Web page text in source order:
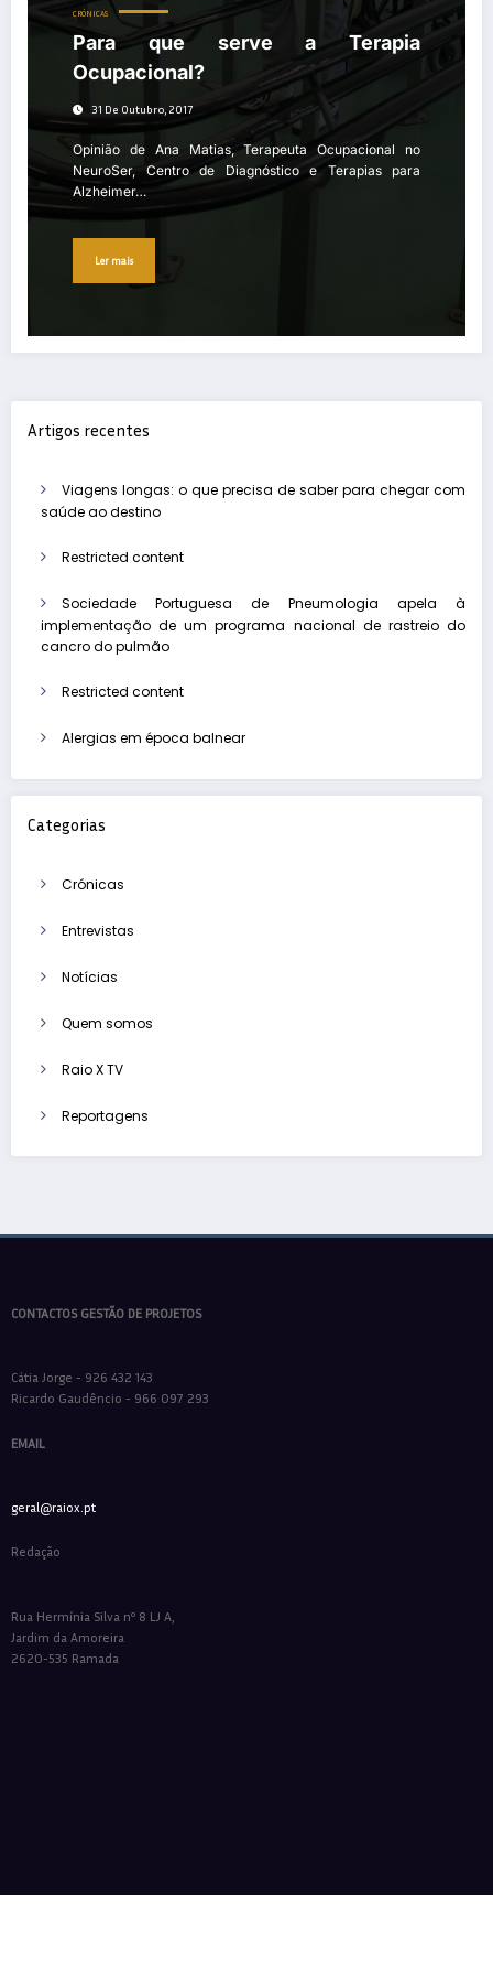
CRÓNICAS
Para que serve a Terapia
Ocupacional?
31 De Outubro, 2017
Opinião de Ana Matias, Terapeuta Ocupacional no
NeuroSer, Centro de Diagnóstico e Terapias para
Alzheimer…
Ler mais
Artigos recentes
Viagens longas: o que precisa de saber para chegar com
saúde ao destino
Restricted content
Sociedade Portuguesa de Pneumologia apela à
implementação de um programa nacional de rastreio do
cancro do pulmão
Restricted content
Alergias em época balnear
Categorias
Crónicas
Entrevistas
Notícias
Quem somos
Raio X TV
Reportagens
CONTACTOS GESTÃO DE PROJETOS
Cátia Jorge - 926 432 143
Ricardo Gaudêncio - 966 097 293
EMAIL
geral@raiox.pt
Redação
Rua Hermínia Silva nº 8 LJ A,
Jardim da Amoreira
2620-535 Ramada